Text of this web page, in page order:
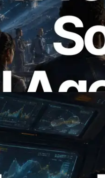
ที่รองรับ x402
นให้ API ที่ต้องใช้